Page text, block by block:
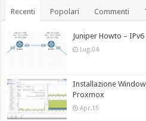
Recenti Popolari Commenti
Juniper Howto – IPv6
Lug.04
Installazione
Proxmox
Apr.15